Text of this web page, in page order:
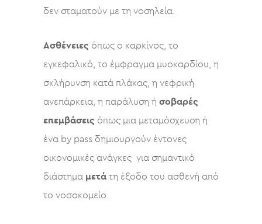
δεν σταματούν με τη νοσηλεία.
Ασθένειες όπως o καρκίνος, το
εγκεφαλικό, το έμφραγμα μυοκαρδίου, η
σκλήρυνση κατά πλάκας, η νεφρική
ανεπάρκεια, η παράλυση ή σοβαρές
επεμβάσεις όπως μια μεταμόσχευση ή
ένα by pass δημιουργούν έντονες
οικονομικές ανάγκες για σημαντικό
διάστημα μετά τη έξοδο του ασθενή από
το νοσοκομείο.